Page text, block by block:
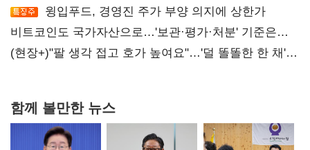
윙입푸드, 경영진 주가 부양 의지에 상한가
비트코인도 국가자산으로…'보관·평가·처분' 기준은
숙제
(현장+)"팔 생각 접고 호가 높여요"…'덜 똘똘한 한 채'
함께 볼만한 뉴스